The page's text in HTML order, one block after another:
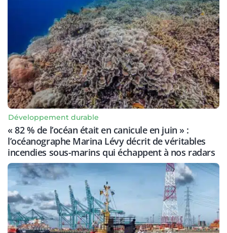
Développement durable
« 82 % de l’océan était en canicule en juin » :
l’océanographe Marina Lévy décrit de véritables
incendies sous-marins qui échappent à nos radars